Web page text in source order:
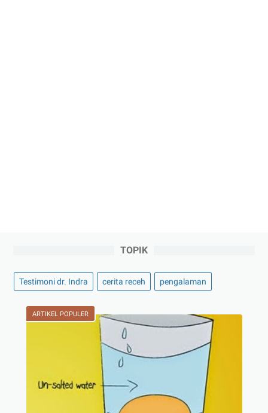
TOPIK
Testimoni dr. Indra cerita receh pengalaman
ARTIKEL POPULER